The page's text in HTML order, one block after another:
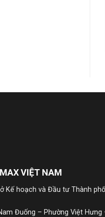
VIỆT NAM
Kế hoạch và Đầu tư Thành
Đuống – Phường Việt Hưng